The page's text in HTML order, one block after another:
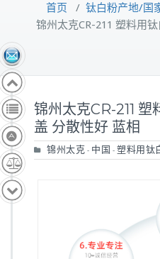
首页 / 钛白粉产地/国
锦州太克CR-211 塑料用
锦州太克CR-211
盖 分散性好 蓝相
锦州太克 - 中国 - 塑料用钛